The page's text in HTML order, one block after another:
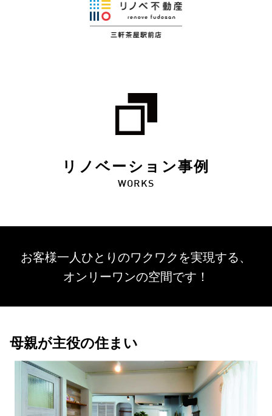
リノベーション事例
WORKS
お客様一人ひとりのワクワクを実現する、
オンリーワンの空間です！
母親が主役の住まい